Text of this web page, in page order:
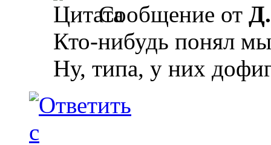
Сообщение от
Кто-нибудь понял
Ну, типа, у них